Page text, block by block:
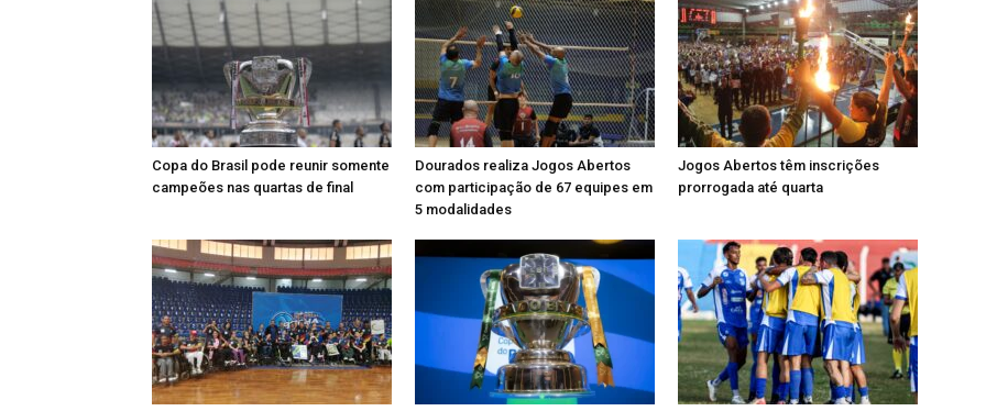
Copa do Brasil pode reunir somente
campeões nas quartas de final
Dourados realiza Jogos Abertos
com participação de 67 equipes em
5 modalidades
Jogos Abertos têm inscrições
prorrogada até quarta